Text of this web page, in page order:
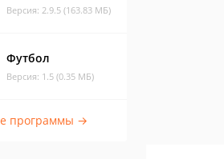
Версия: 2.9.5 (163.83 МБ)
Футбол
Версия: 1.5 (0.35 МБ)
программы →